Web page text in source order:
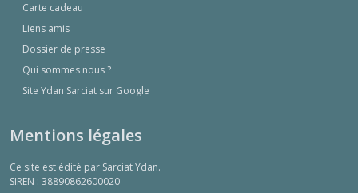
Carte cadeau
Liens amis
Dossier de presse
Qui sommes nous ?
Site Ydan Sarciat sur Google
Mentions légales
Ce site est édité par Sarciat Ydan.
SIREN : 38890862600020